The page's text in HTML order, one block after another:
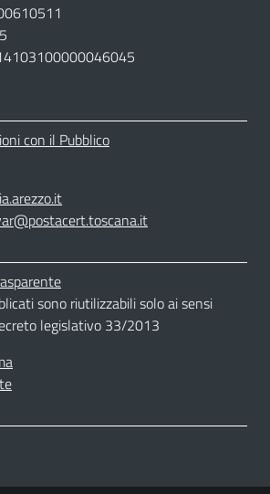
con il Pubblico
sono riutilizzabili solo ai sensi
legislativo 33/2013